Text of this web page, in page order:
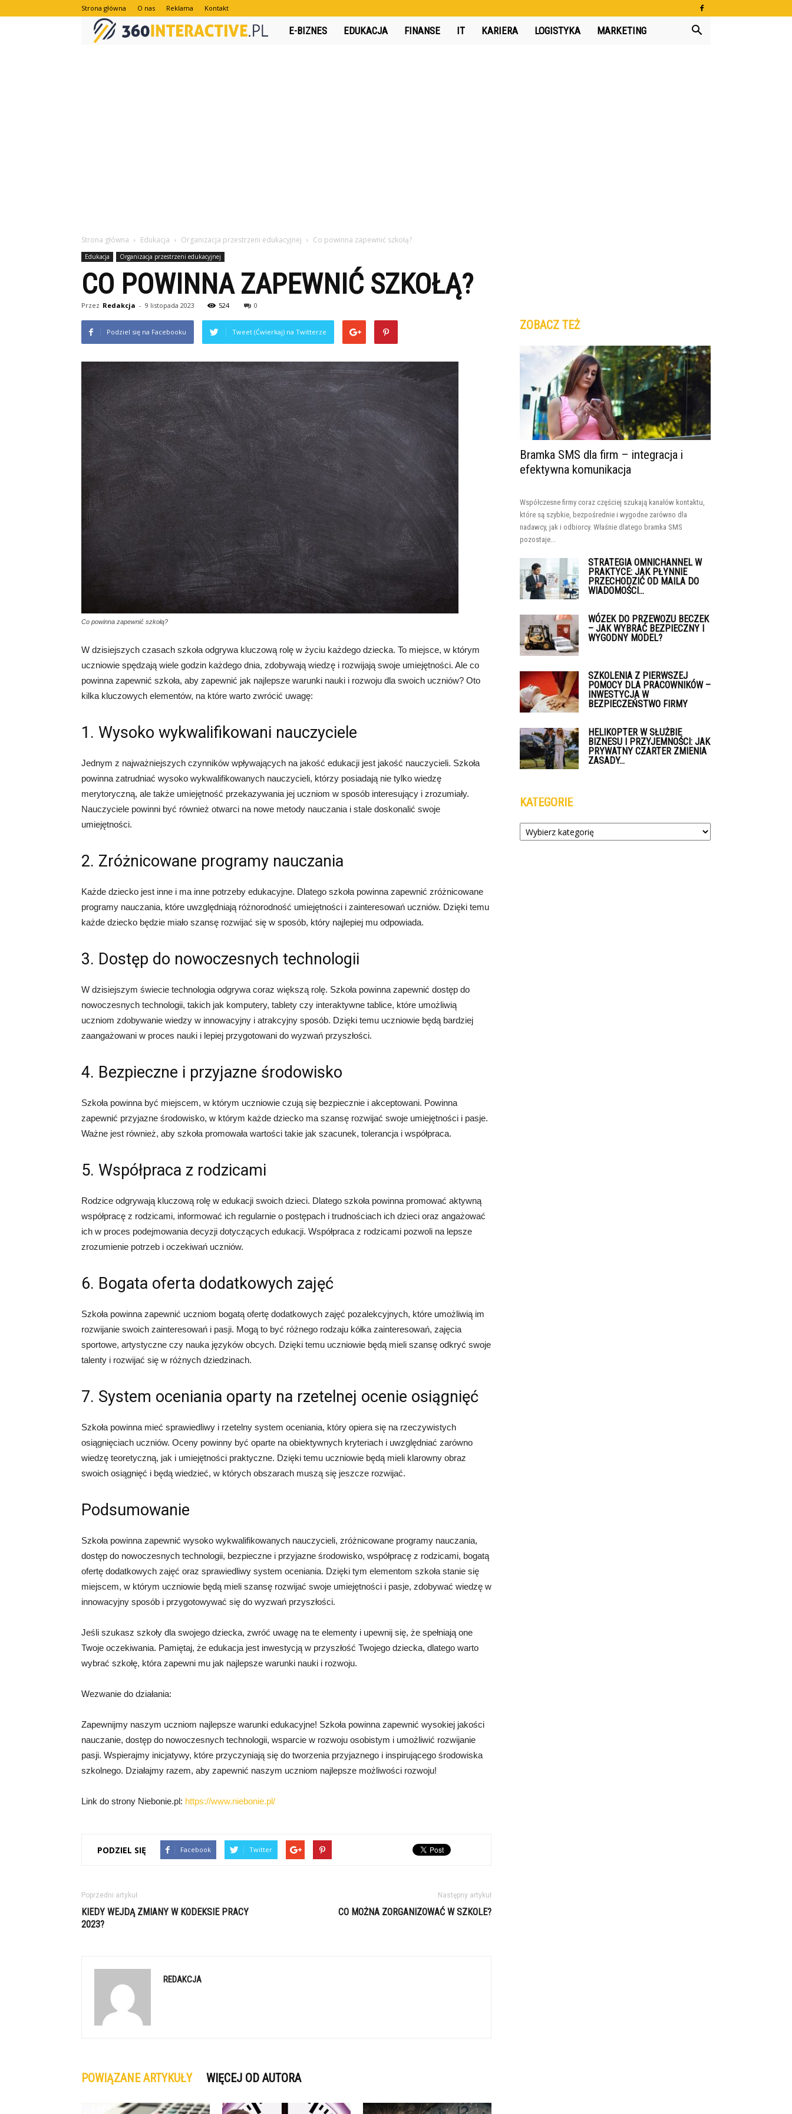
Strona główna O nas Reklama Kontakt
360interactive.pl
E-BIZNES EDUKACJA FINANSE IT KARIERA LOGISTYKA MARKETING
Strona główna Edukacja Organizacja przestrzeni edukacyjnej Co powinna zapewnić szkołą?
Edukacja Organizacja przestrzeni edukacyjnej
CO POWINNA ZAPEWNIĆ SZKOŁĄ?
Przez Redakcja - 9 listopada 2023 524 0
Podziel się na Facebooku Tweet (Ćwierkaj) na Twitterze
Co powinna zapewnić szkołą?
W dzisiejszych czasach szkoła odgrywa kluczową rolę w życiu każdego dziecka. To miejsce, w którym
uczniowie spędzają wiele godzin każdego dnia, zdobywają wiedzę i rozwijają swoje umiejętności. Ale co
powinna zapewnić szkoła, aby zapewnić jak najlepsze warunki nauki i rozwoju dla swoich uczniów? Oto
kilka kluczowych elementów, na które warto zwrócić uwagę:
1. Wysoko wykwalifikowani nauczyciele
Jednym z najważniejszych czynników wpływających na jakość edukacji jest jakość nauczycieli. Szkoła
powinna zatrudniać wysoko wykwalifikowanych nauczycieli, którzy posiadają nie tylko wiedzę
merytoryczną, ale także umiejętność przekazywania jej uczniom w sposób interesujący i zrozumiały.
Nauczyciele powinni być również otwarci na nowe metody nauczania i stale doskonalić swoje
umiejętności.
2. Zróżnicowane programy nauczania
Każde dziecko jest inne i ma inne potrzeby edukacyjne. Dlatego szkoła powinna zapewnić zróżnicowane
programy nauczania, które uwzględniają różnorodność umiejętności i zainteresowań uczniów. Dzięki temu
każde dziecko będzie miało szansę rozwijać się w sposób, który najlepiej mu odpowiada.
3. Dostęp do nowoczesnych technologii
W dzisiejszym świecie technologia odgrywa coraz większą rolę. Szkoła powinna zapewnić dostęp do
nowoczesnych technologii, takich jak komputery, tablety czy interaktywne tablice, które umożliwią
uczniom zdobywanie wiedzy w innowacyjny i atrakcyjny sposób. Dzięki temu uczniowie będą bardziej
zaangażowani w proces nauki i lepiej przygotowani do wyzwań przyszłości.
4. Bezpieczne i przyjazne środowisko
Szkoła powinna być miejscem, w którym uczniowie czują się bezpiecznie i akceptowani. Powinna
zapewnić przyjazne środowisko, w którym każde dziecko ma szansę rozwijać swoje umiejętności i pasje.
Ważne jest również, aby szkoła promowała wartości takie jak szacunek, tolerancja i współpraca.
5. Współpraca z rodzicami
Rodzice odgrywają kluczową rolę w edukacji swoich dzieci. Dlatego szkoła powinna promować aktywną
współpracę z rodzicami, informować ich regularnie o postępach i trudnościach ich dzieci oraz angażować
ich w proces podejmowania decyzji dotyczących edukacji. Współpraca z rodzicami pozwoli na lepsze
zrozumienie potrzeb i oczekiwań uczniów.
6. Bogata oferta dodatkowych zajęć
Szkoła powinna zapewnić uczniom bogatą ofertę dodatkowych zajęć pozalekcyjnych, które umożliwią im
rozwijanie swoich zainteresowań i pasji. Mogą to być różnego rodzaju kółka zainteresowań, zajęcia
sportowe, artystyczne czy nauka języków obcych. Dzięki temu uczniowie będą mieli szansę odkryć swoje
talenty i rozwijać się w różnych dziedzinach.
7. System oceniania oparty na rzetelnej ocenie osiągnięć
Szkoła powinna mieć sprawiedliwy i rzetelny system oceniania, który opiera się na rzeczywistych
osiągnięciach uczniów. Oceny powinny być oparte na obiektywnych kryteriach i uwzględniać zarówno
wiedzę teoretyczną, jak i umiejętności praktyczne. Dzięki temu uczniowie będą mieli klarowny obraz
swoich osiągnięć i będą wiedzieć, w których obszarach muszą się jeszcze rozwijać.
Podsumowanie
Szkoła powinna zapewnić wysoko wykwalifikowanych nauczycieli, zróżnicowane programy nauczania,
dostęp do nowoczesnych technologii, bezpieczne i przyjazne środowisko, współpracę z rodzicami, bogatą
ofertę dodatkowych zajęć oraz sprawiedliwy system oceniania. Dzięki tym elementom szkoła stanie się
miejscem, w którym uczniowie będą mieli szansę rozwijać swoje umiejętności i pasje, zdobywać wiedzę w
innowacyjny sposób i przygotowywać się do wyzwań przyszłości.
Jeśli szukasz szkoły dla swojego dziecka, zwróć uwagę na te elementy i upewnij się, że spełniają one
Twoje oczekiwania. Pamiętaj, że edukacja jest inwestycją w przyszłość Twojego dziecka, dlatego warto
wybrać szkołę, która zapewni mu jak najlepsze warunki nauki i rozwoju.
Wezwanie do działania:
Zapewnijmy naszym uczniom najlepsze warunki edukacyjne! Szkoła powinna zapewnić wysokiej jakości
nauczanie, dostęp do nowoczesnych technologii, wsparcie w rozwoju osobistym i umożliwić rozwijanie
pasji. Wspierajmy inicjatywy, które przyczyniają się do tworzenia przyjaznego i inspirującego środowiska
szkolnego. Działajmy razem, aby zapewnić naszym uczniom najlepsze możliwości rozwoju!
Link do strony Niebonie.pl: https://www.niebonie.pl/
PODZIEL SIĘ Facebook Twitter
Poprzedni artykuł
KIEDY WEJDĄ ZMIANY W KODEKSIE PRACY
2023?
Następny artykuł
CO MOŻNA ZORGANIZOWAĆ W SZKOLE?
REDAKCJA
POWIĄZANE ARTYKUŁY WIĘCEJ OD AUTORA
ZOBACZ TEŻ
Bramka SMS dla firm – integracja i
efektywna komunikacja
Współczesne firmy coraz częściej szukają kanałów kontaktu,
które są szybkie, bezpośrednie i wygodne zarówno dla
nadawcy, jak i odbiorcy. Właśnie dlatego bramka SMS
pozostaje...
STRATEGIA OMNICHANNEL W
PRAKTYCE: JAK PŁYNNIE
PRZECHODZIĆ OD MAILA DO
WIADOMOŚCI...
WÓZEK DO PRZEWOZU BECZEK
– JAK WYBRAĆ BEZPIECZNY I
WYGODNY MODEL?
SZKOLENIA Z PIERWSZEJ
POMOCY DLA PRACOWNIKÓW –
INWESTYCJA W
BEZPIECZEŃSTWO FIRMY
HELIKOPTER W SŁUŻBIE
BIZNESU I PRZYJEMNOŚCI: JAK
PRYWATNY CZARTER ZMIENIA
ZASADY...
KATEGORIE
Kategorie